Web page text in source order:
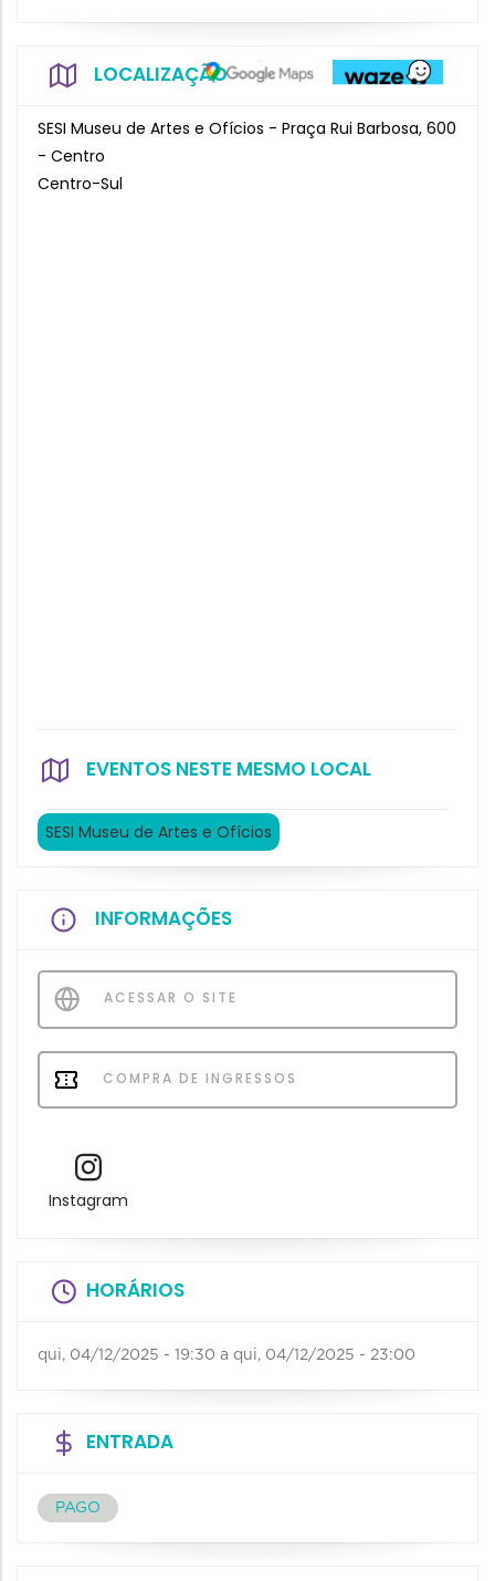
LOCALIZAÇÃO
SESI Museu de Artes e Ofícios - Praça Rui Barbosa, 600
- Centro
Centro-Sul
EVENTOS NESTE MESMO LOCAL
SESI Museu de Artes e Ofícios
INFORMAÇÕES
ACESSAR O SITE
COMPRA DE INGRESSOS
Instagram
HORÁRIOS
qui, 04/12/2025 - 19:30 a qui, 04/12/2025 - 23:00
ENTRADA
PAGO